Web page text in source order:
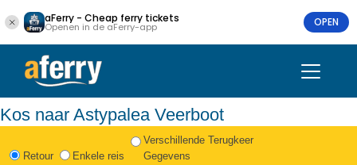
aFerry - Cheap ferry tickets
Openen in de aFerry-app OPEN
Kos naar Astypalea Veerboot
Retour Enkele reis
Verschillende Terugkeer
Gegevens